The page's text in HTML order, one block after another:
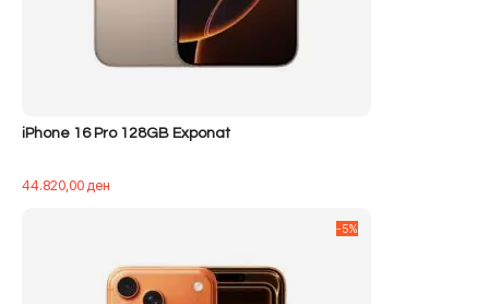
iPhone 16 Pro 128GB Exponat
44.820,00ден
-5%